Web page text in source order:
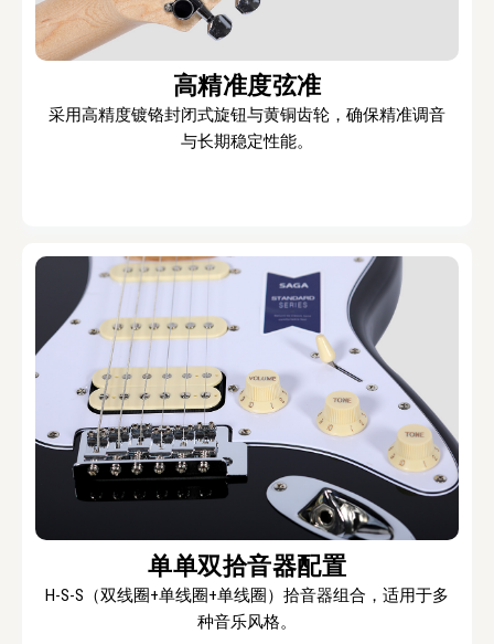
高精准度弦准
采用高精度镀铬封闭式旋钮与黄铜齿轮，确保精准调音
与长期稳定性能。
单单双拾音器配置
H‑S‑S（双线圈+单线圈+单线圈）拾音器组合，适用于多
种音乐风格。